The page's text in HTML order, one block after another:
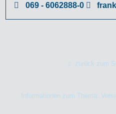
069 - 6062888-0
zurück zum
Informationen zum Thema: